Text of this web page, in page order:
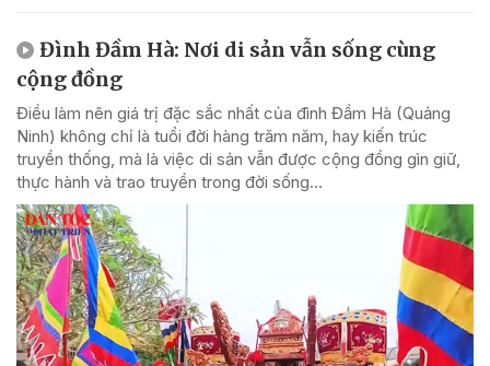
Đình Đầm Hà: Nơi di sản vẫn sống cùng
cộng đồng
Điều làm nên giá trị đặc sắc nhất của đình Đầm Hà (Quảng
Ninh) không chỉ là tuổi đời hàng trăm năm, hay kiến trúc
truyền thống, mà là việc di sản vẫn được cộng đồng gìn giữ,
thực hành và trao truyền trong đời sống...